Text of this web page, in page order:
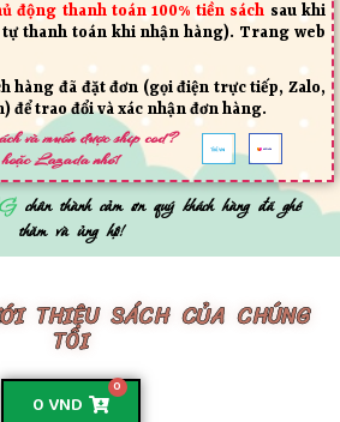
động thanh toán 100% tiền sách sau khi
thanh toán khi nhận hàng). Trang web
hàng đã đặt đơn (gọi điện trực tiếp, Zalo,
để trao đổi và xác nhận đơn hàng.
và muốn được ship cod?
Lazada nhé!
chân thành cảm ơn quý khách hàngđã ghé
thăm và ủng hộ!
THIỆU SÁCH CỦA CHÚNG
TÔI
0VND
0